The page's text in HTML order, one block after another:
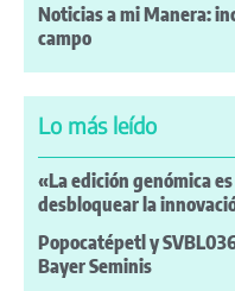
Noticias a mi Manera:
campo
Lo más leído
«La edición genómica
desbloquear la
Popocatépetl y
Bayer Seminis